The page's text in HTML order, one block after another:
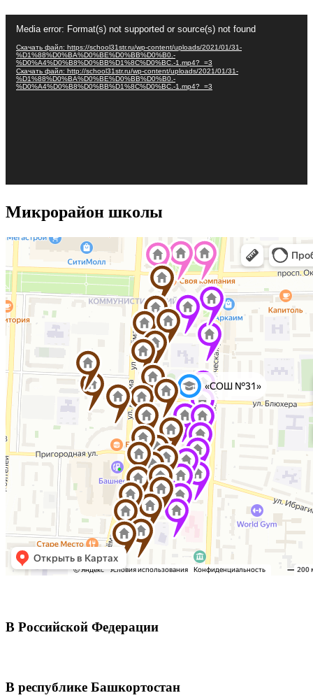
Media error: Format(s) not supported or source(s) not found
Скачать файл: https://school31str.ru/wp-content/uploads/2021/01/31-
%D1%88%D0%BA%D0%BE%D0%BB%D0%B0.-
%D0%A4%D0%B8%D0%BB%D1%8C%D0%BC.-1.mp4?_=3
Скачать файл: http://school31str.ru/wp-content/uploads/2021/01/31-
%D1%88%D0%BA%D0%BE%D0%BB%D0%B0.-
%D0%A4%D0%B8%D0%BB%D1%8C%D0%BC.-1.mp4?_=3
Микрорайон школы
В Российской Федерации
В республике Башкортостан